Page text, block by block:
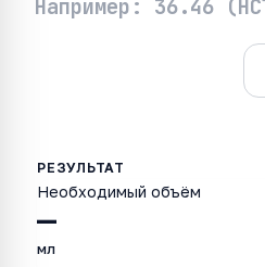
—
Необходимый объём
мл